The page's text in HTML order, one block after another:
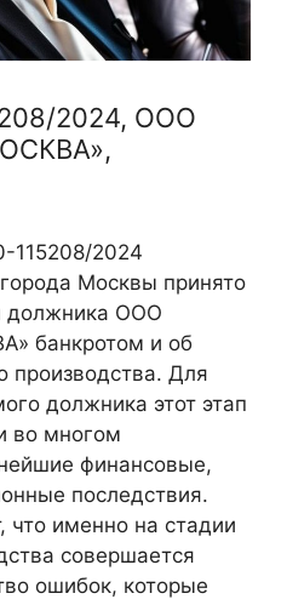
2024, ООО
115208/2024
Москвы принято
должника ООО
банкротом и об
производства. Для
должника этот этап
во многом
финансовые,
последствия.
что именно на стадии
совершается
ошибок, которые